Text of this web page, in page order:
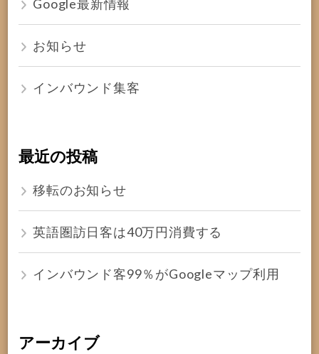
Google最新情報
お知らせ
インバウンド集客
最近の投稿
移転のお知らせ
英語圏訪日客は40万円消費する
インバウンド客99％がGoogleマップ利用
アーカイブ